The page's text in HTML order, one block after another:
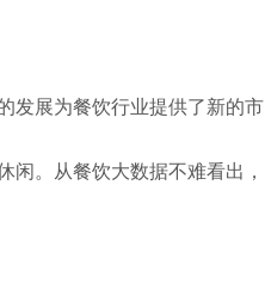
发展为餐饮行业提供了新的市
闲。从餐饮大数据不难看出，